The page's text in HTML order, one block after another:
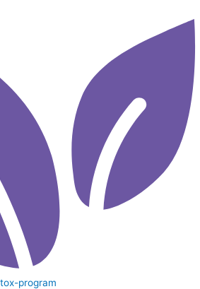
program